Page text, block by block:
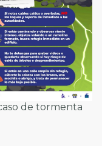
de tormenta